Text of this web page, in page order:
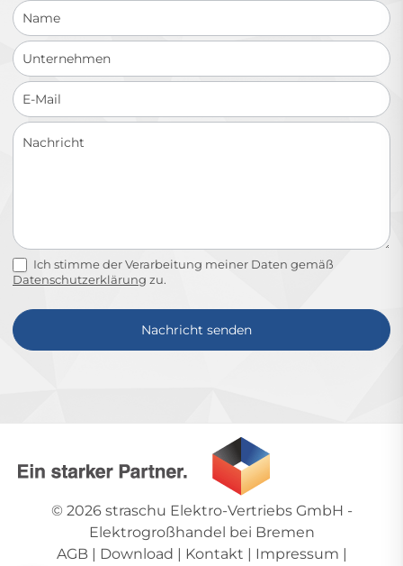
Ich stimme der Verarbeitung meiner Daten gemäß
Datenschutzerklärung zu.
Nachricht senden
© 2026 straschu Elektro-Vertriebs GmbH -
Elektrogroßhandel bei Bremen
AGB
Download Kontakt Impressum